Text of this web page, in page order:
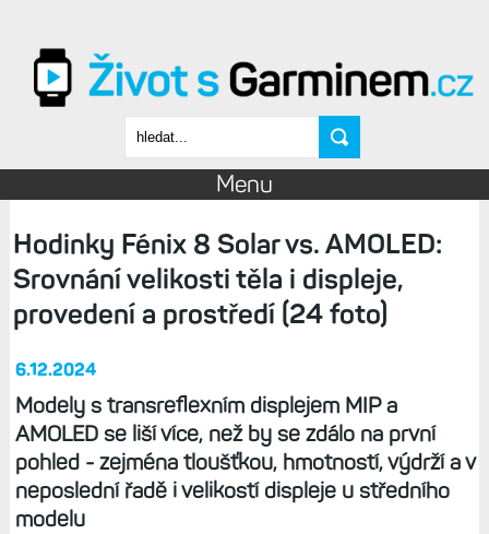
Vyhledávání
Menu
Hodinky Fénix 8 Solar vs. AMOLED:
Srovnání velikosti těla i displeje,
provedení a prostředí (24 foto)
6.12.2024
Modely s transreflexním displejem MIP a
AMOLED se liší více, než by se zdálo na první
pohled - zejména tloušťkou, hmotností, výdrží a v
neposlední řadě i velikostí displeje u středního
modelu